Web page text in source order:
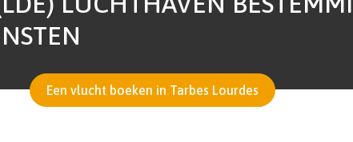
Een vlucht boeken in Tarbes Lourdes